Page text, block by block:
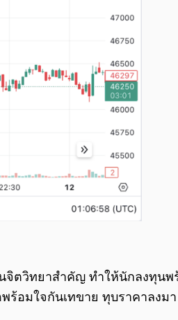
จิตวิทยาสำคัญ ทำให้นักลงทุน
ร้อมใจกันเทขาย ทุบราคาลงม